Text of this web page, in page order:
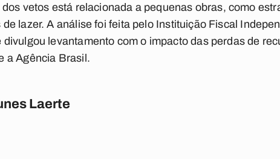
vetos está relacionada a pequenas obras, como
lazer. A análise foi feita pelo Instituição Fiscal
levantamento com o impacto das perdas de
aAgência Brasil.
Laerte